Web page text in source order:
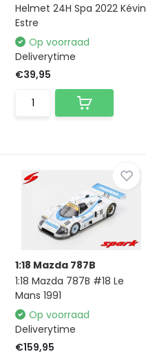
Helmet 24H Spa 2022 Kévin
Estre
Op voorraad
Deliverytime
€39,95
1:18 Mazda 787B
1:18 Mazda 787B #18 Le
Mans 1991
Op voorraad
Deliverytime
€159,95